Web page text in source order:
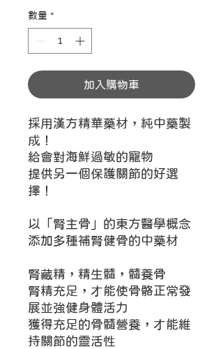
數量 *
加入購物車
採用漢方精華藥材，純中藥製
成！
給會對海鮮過敏的寵物
提供另一個保護關節的好選
擇！
以「腎主骨」的東方醫學概念
添加多種補腎健骨的中藥材
腎藏精，精生髓，髓養骨
腎精充足，才能使骨骼正常發
展並強健身體活力
獲得充足的骨髓營養，才能維
持關節的靈活性